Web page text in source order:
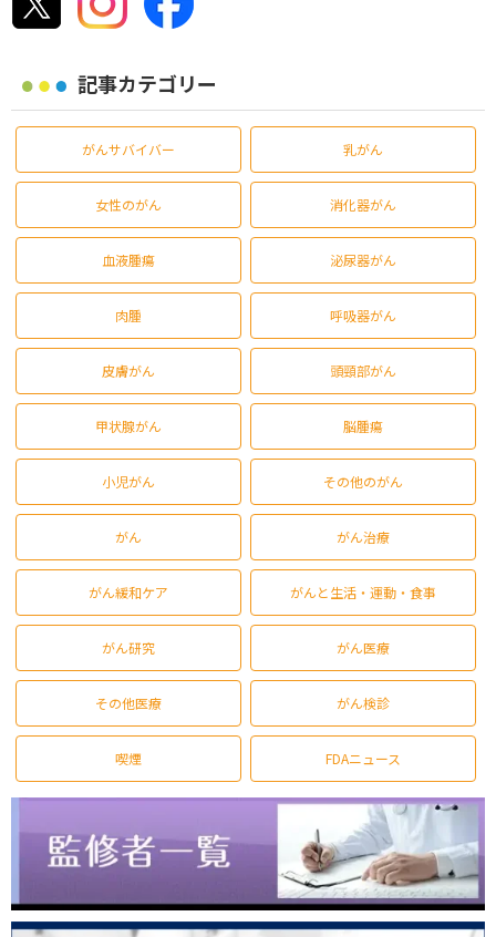
記事カテゴリー
がんサバイバー 乳がん
女性のがん 消化器がん
血液腫瘍 泌尿器がん
肉腫 呼吸器がん
皮膚がん 頭頸部がん
甲状腺がん 脳腫瘍
小児がん その他のがん
がん がん治療
がん緩和ケア がんと生活・運動・食事
がん研究 がん医療
その他医療 がん検診
喫煙 FDAニュース